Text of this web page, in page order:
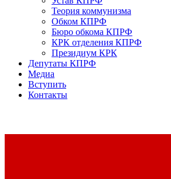
Теория коммунизма
Обком КПРФ
Бюро обкома КПРФ
КРК отделения КПРФ
Президиум КРК
Депутаты КПРФ
Медиа
Вступить
Контакты